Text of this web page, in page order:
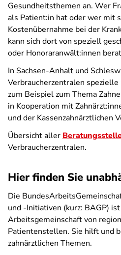
Gesundheitsthemen an. Wer
als Patient:in hat oder wer mit
Kostenübernahme bei der
kann sich dort von speziell
oder Honoraranwält:innen
In Sachsen-Anhalt und
Verbraucherzentralen
zum Beispiel zum Thema
in Kooperation mit
und der Kassenzahnärztlichen
Übersicht aller
Verbraucherzentralen.
Hier finden Sie
Die
und -Initiativen (kurz: BAGP)
Arbeitsgemeinschaft von
Patientenstellen. Sie hilft und
zahnärztlichen Themen.